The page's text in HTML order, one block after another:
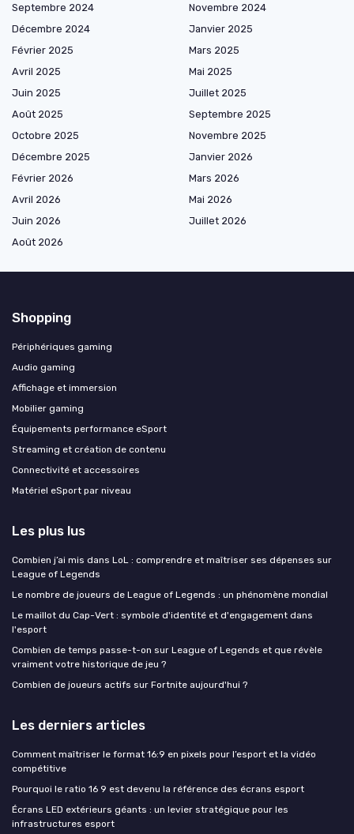
Septembre 2024
Novembre 2024
Décembre 2024
Janvier 2025
Février 2025
Mars 2025
Avril 2025
Mai 2025
Juin 2025
Juillet 2025
Août 2025
Septembre 2025
Octobre 2025
Novembre 2025
Décembre 2025
Janvier 2026
Février 2026
Mars 2026
Avril 2026
Mai 2026
Juin 2026
Juillet 2026
Août 2026
Shopping
Périphériques gaming
Audio gaming
Affichage et immersion
Mobilier gaming
Équipements performance eSport
Streaming et création de contenu
Connectivité et accessoires
Matériel eSport par niveau
Les plus lus
Combien j’ai mis dans LoL : comprendre et maîtriser ses dépenses sur
League of Legends
Le nombre de joueurs de League of Legends : un phénomène mondial
Le maillot du Cap-Vert : symbole d'identité et d'engagement dans
l'esport
Combien de temps passe-t-on sur League of Legends et que révèle
vraiment votre historique de jeu ?
Combien de joueurs actifs sur Fortnite aujourd'hui ?
Les derniers articles
Comment maîtriser le format 16:9 en pixels pour l’esport et la vidéo
compétitive
Pourquoi le ratio 16 9 est devenu la référence des écrans esport
Écrans LED extérieurs géants : un levier stratégique pour les
infrastructures esport